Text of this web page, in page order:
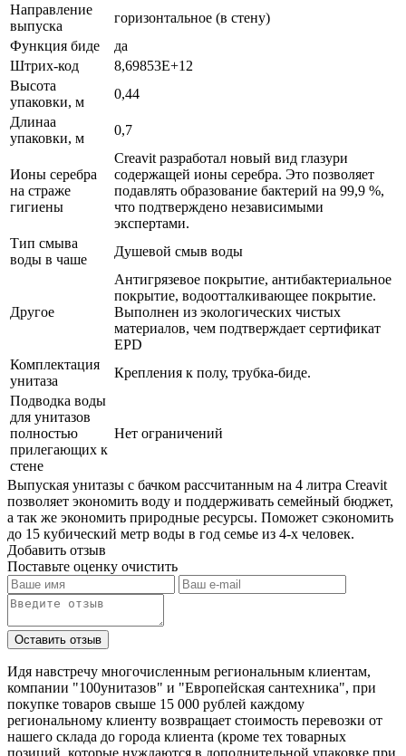
Направление
выпуска
горизонтальное (в стену)
Функция биде
да
Штрих-код
8,69853E+12
Высота
упаковки, м
0,44
Длинаа
упаковки, м
0,7
Ионы серебра
на страже
гигиены
Creavit разработал новый вид глазури
содержащей ионы серебра. Это позволяет
подавлять образование бактерий на 99,9 %,
что подтверждено независимыми
экспертами.
Тип смыва
воды в чаше
Душевой смыв воды
Другое
Антигрязевое покрытие, антибактериальное
покрытие, водоотталкивающее покрытие.
Выполнен из экологических чистых
материалов, чем подтверждает сертификат
EPD
Комплектация
унитаза
Крепления к полу, трубка-биде.
Подводка воды
для унитазов
полностью
прилегающих к
стене
Нет ограничений
Выпуская унитазы с бачком рассчитанным на 4 литра Creavit
позволяет экономить воду и поддерживать семейный бюджет,
а так же экономить природные ресурсы. Поможет сэкономить
до 15 кубический метр воды в год семье из 4-х человек.
Добавить отзыв
Поставьте оценку очистить
Идя навстречу многочисленным региональным клиентам,
компании "100унитазов" и "Европейская сантехника", при
покупке товаров свыше 15 000 рублей каждому
региональному клиенту возвращает стоимость перевозки от
нашего склада до города клиента (кроме тех товарных
позиций, которые нуждаются в дополнительной упаковке при